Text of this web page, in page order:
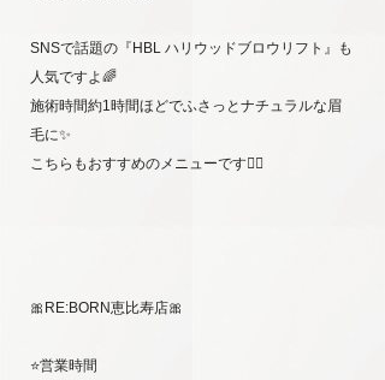
SNSで話題の『HBL ハリウッドブロウリフト』も
人気ですよ🌈
施術時間約1時間ほどでふさっとナチュラルな眉
毛に✨
こちらもおすすめのメニューです💁‍♀️
🎀RE:BORN恵比寿店🎀
⭐️営業時間